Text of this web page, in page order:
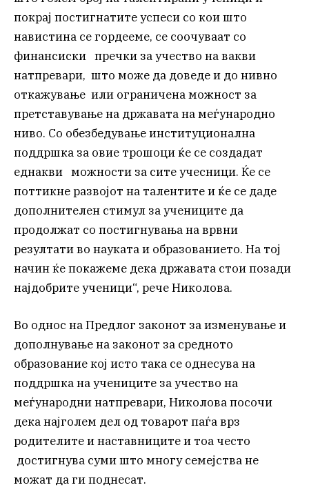
покрај постигнатите успеси со кои што
навистина се гордееме, се соочуваат со
финансиски пречки за учество на вакви
натпревари, што може да доведе и до нивно
откажување или ограничена можност за
претставување на државата на меѓународно
ниво. Со обезбедување институционална
поддршка за овие трошоци ќе се создадат
еднакви можности за сите учесници. Ќе се
поттикне развојот на талентите и ќе се даде
дополнителен стимул за учениците да
продолжат со постигнувања на врвни
резултати во науката и образованието. На тој
начин ќе покажеме дека државата стои позади
најдобрите ученици“, рече Николова.
Во однос на Предлог законот за изменување и
дополнување на законот за средното
образование кој исто така се однесува на
поддршка на учениците за учество на
меѓународни натпревари, Николова посочи
дека најголем дел од товарот паѓа врз
родителите и наставниците и тоа често
достигнува суми што многу семејства не
можат да ги поднесат.